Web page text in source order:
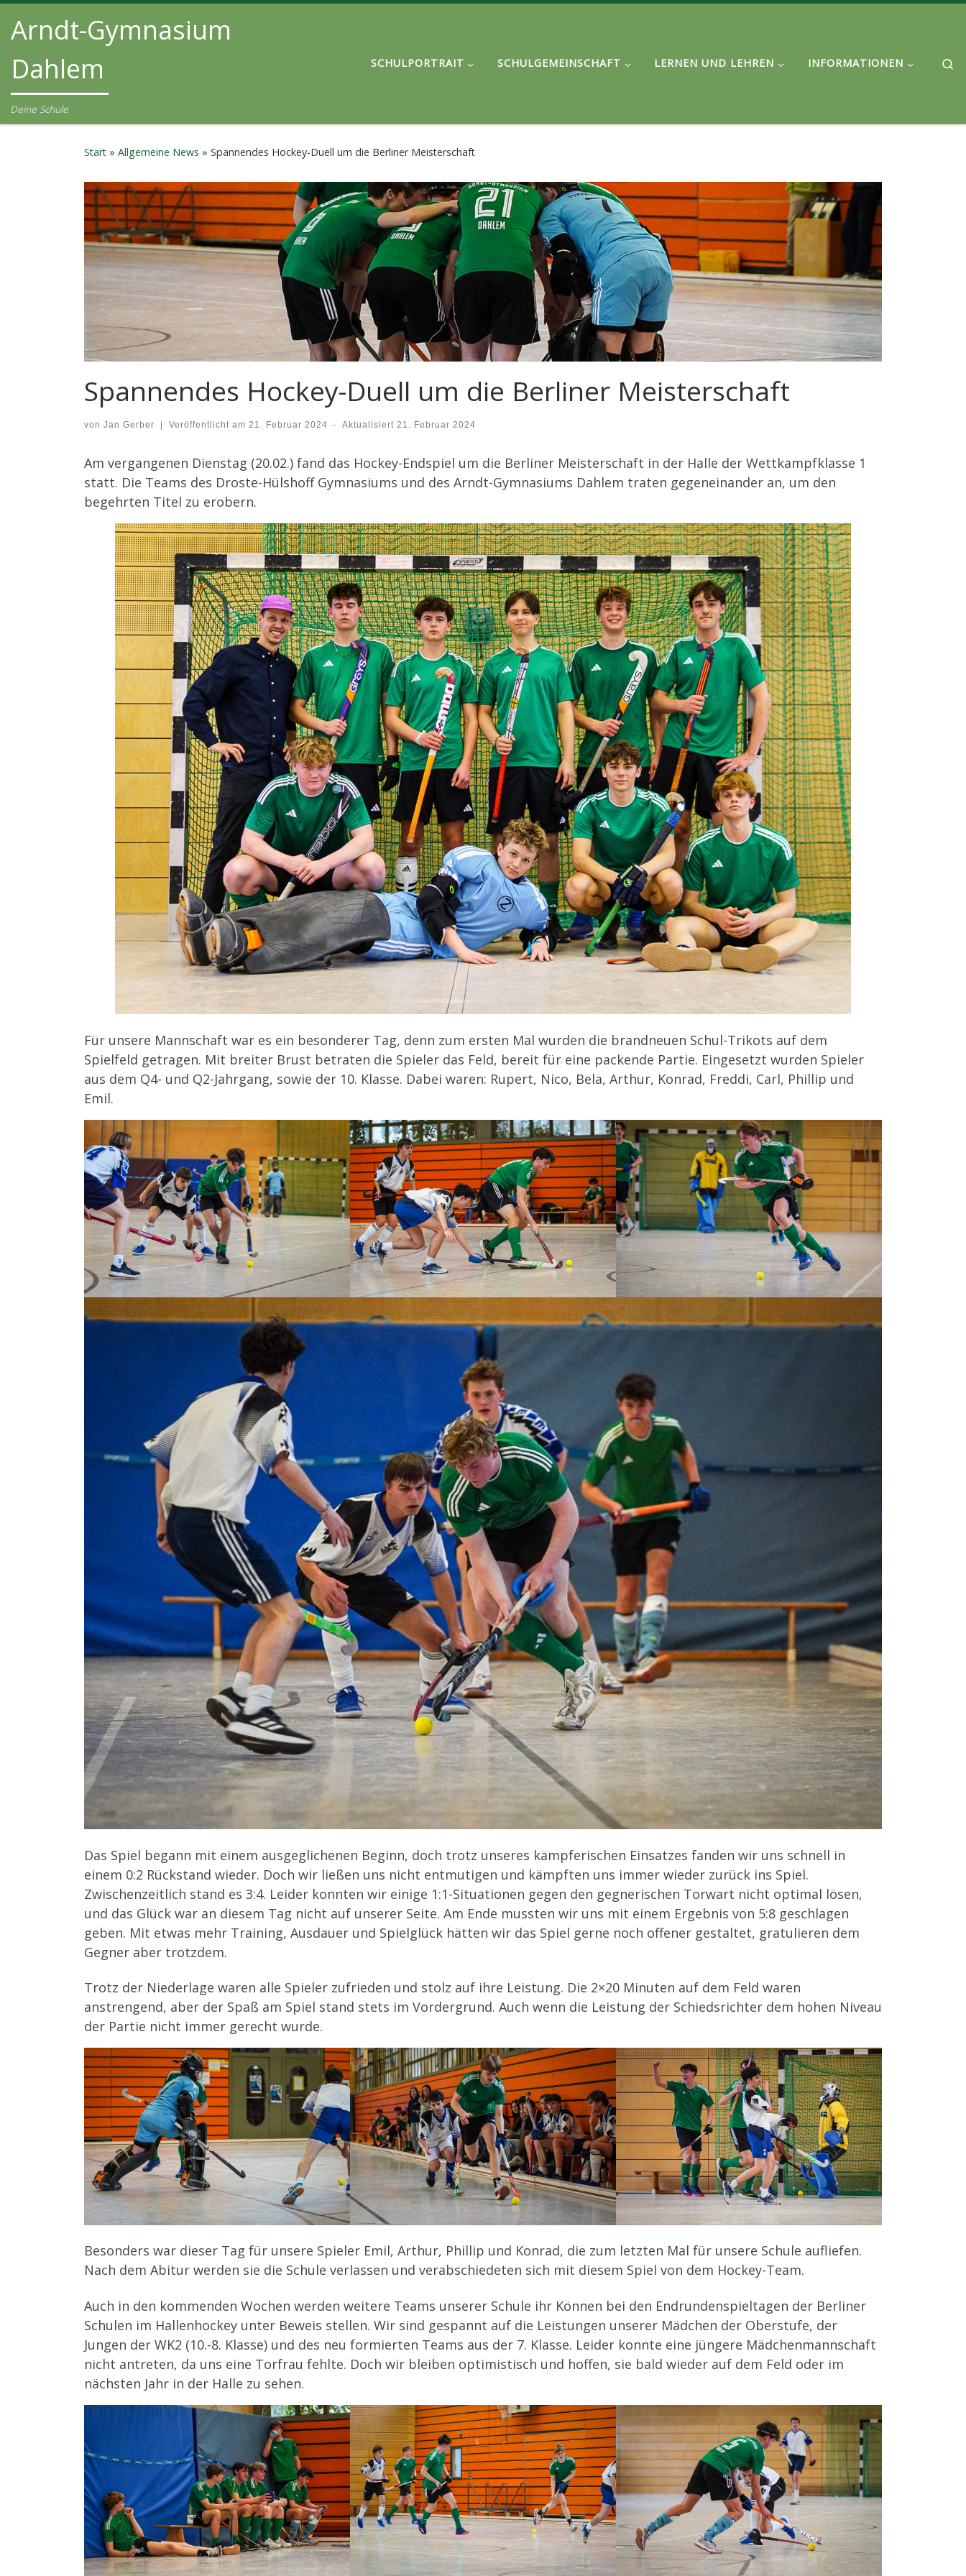
Zum Inhalt springen
Arndt-Gymnasium
Dahlem
Deine Schule
SCHULPORTRAIT SCHULGEMEINSCHAFT LERNEN UND LEHREN INFORMATIONEN
Start » Allgemeine News » Spannendes Hockey-Duell um die Berliner Meisterschaft
Spannendes Hockey-Duell um die Berliner Meisterschaft
von Jan Gerber Veröffentlicht am 21. Februar 2024 - Aktualisiert21. Februar 2024
Am vergangenen Dienstag (20.02.) fand das Hockey-Endspiel um die Berliner Meisterschaft in der Halle der Wettkampfklasse 1
statt. Die Teams des Droste-Hülshoff Gymnasiums und des Arndt-Gymnasiums Dahlem traten gegeneinander an, um den
begehrten Titel zu erobern.
Für unsere Mannschaft war es ein besonderer Tag, denn zum ersten Mal wurden die brandneuen Schul-Trikots auf dem
Spielfeld getragen. Mit breiter Brust betraten die Spieler das Feld, bereit für eine packende Partie. Eingesetzt wurden Spieler
aus dem Q4- und Q2-Jahrgang, sowie der 10. Klasse. Dabei waren: Rupert, Nico, Bela, Arthur, Konrad, Freddi, Carl, Phillip und
Emil.
Das Spiel begann mit einem ausgeglichenen Beginn, doch trotz unseres kämpferischen Einsatzes fanden wir uns schnell in
einem 0:2 Rückstand wieder. Doch wir ließen uns nicht entmutigen und kämpften uns immer wieder zurück ins Spiel.
Zwischenzeitlich stand es 3:4. Leider konnten wir einige 1:1-Situationen gegen den gegnerischen Torwart nicht optimal lösen,
und das Glück war an diesem Tag nicht auf unserer Seite. Am Ende mussten wir uns mit einem Ergebnis von 5:8 geschlagen
geben. Mit etwas mehr Training, Ausdauer und Spielglück hätten wir das Spiel gerne noch offener gestaltet, gratulieren dem
Gegner aber trotzdem.
Trotz der Niederlage waren alle Spieler zufrieden und stolz auf ihre Leistung. Die 2×20 Minuten auf dem Feld waren
anstrengend, aber der Spaß am Spiel stand stets im Vordergrund. Auch wenn die Leistung der Schiedsrichter dem hohen Niveau
der Partie nicht immer gerecht wurde.
Besonders war dieser Tag für unsere Spieler Emil, Arthur, Phillip und Konrad, die zum letzten Mal für unsere Schule aufliefen.
Nach dem Abitur werden sie die Schule verlassen und verabschiedeten sich mit diesem Spiel von dem Hockey-Team.
Auch in den kommenden Wochen werden weitere Teams unserer Schule ihr Können bei den Endrundenspieltagen der Berliner
Schulen im Hallenhockey unter Beweis stellen. Wir sind gespannt auf die Leistungen unserer Mädchen der Oberstufe, der
Jungen der WK2 (10.-8. Klasse) und des neu formierten Teams aus der 7. Klasse. Leider konnte eine jüngere Mädchenmannschaft
nicht antreten, da uns eine Torfrau fehlte. Doch wir bleiben optimistisch und hoffen, sie bald wieder auf dem Feld oder im
nächsten Jahr in der Halle zu sehen.